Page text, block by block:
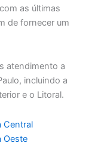
as últimas
de fornecer um
atendimento a
incluindo a
e o Litoral.
Central
Oeste